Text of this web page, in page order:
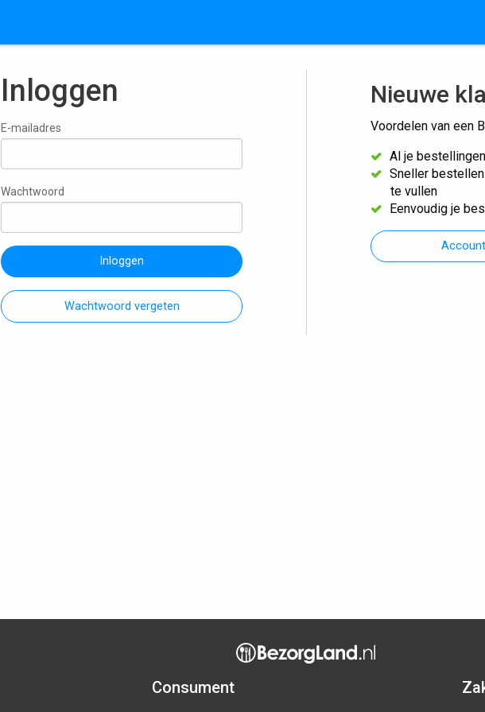
Inloggen
E-mailadres
Wachtwoord
Inloggen
Wachtwoord vergeten
Nieuwe
Voordelen van een
Al je
Sneller
te vullen
Eenvoudig je
Consument